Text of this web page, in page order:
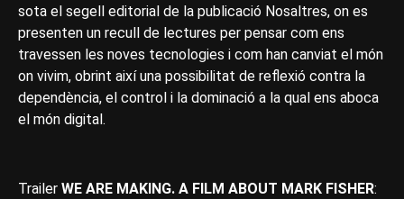
sota el segell editorial de la publicació Nosaltres, on es
presenten un recull de lectures per pensar com ens
travessen les noves tecnologies i com han canviat el món
on vivim, obrint així una possibilitat de reflexió contra la
dependència, el control i la dominació a la qual ens aboca
el món digital.
Trailer WE ARE MAKING. A FILM ABOUT MARK FISHER: